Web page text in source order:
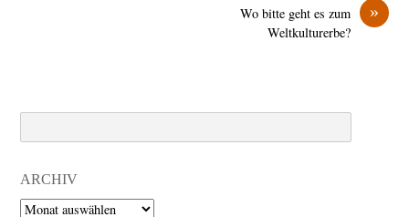
»
Wo bitte geht es zum
Weltkulturerbe?
ARCHIV
Archiv